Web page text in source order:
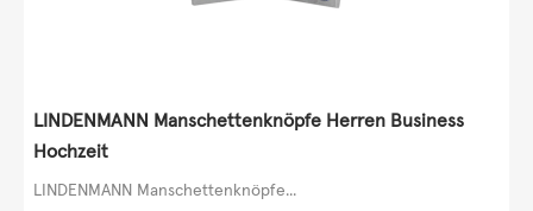
LINDENMANN Manschettenknöpfe Herren Business
Hochzeit
LINDENMANN Manschettenknöpfe...